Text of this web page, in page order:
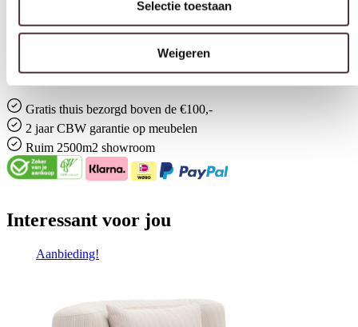
Weigeren
All in house Just enjoy 5 jaar vlek en constructie garantie
Gratis thuis bezorgd boven de €100,-
2 jaar CBW garantie op meubelen
Ruim 2500m2 showroom
Interessant voor jou
Aanbieding!